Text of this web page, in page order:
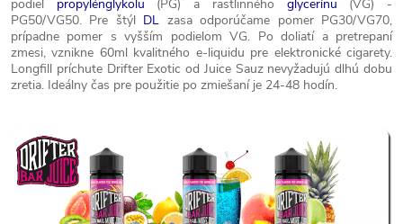
podiel propylénglykolu (PG) a rastlinného glycerínu (VG) -
PG50/VG50. Pre štýl DL zasa odporúčame pomer PG30/VG70,
prípadne pomer s vyšším podielom VG. Po doliatí a pretrepaní
zmesi, vznikne 60ml kvalitného e-liquidu pre elektronické cigarety.
Longfill príchute Drifter Exotic od Juice Sauz nevyžadujú dlhú dobu
zretia. Ideálny čas pre použitie po zmiešaní je 24-48 hodín.